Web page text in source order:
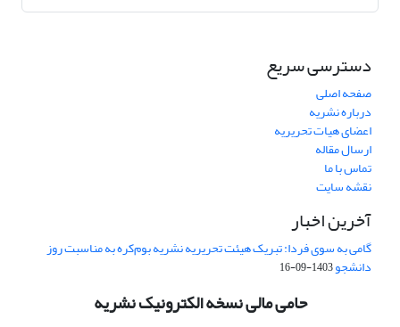
دسترسی سریع
صفحه اصلی
درباره نشریه
اعضای هیات تحریریه
ارسال مقاله
تماس با ما
نقشه سایت
آخرین اخبار
گامی به سوی فردا: تبریک هیئت تحریریه نشریه بوم‌کره به مناسبت روز
دانشجو1403-09-16
حامی مالی نسخه الکترونیک نشریه